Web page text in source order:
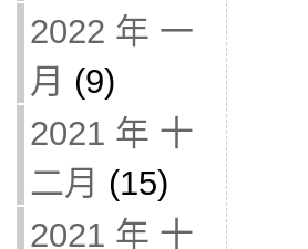
2022 年 一
月 (9)
2021 年 十
二月 (15)
2021 年 十